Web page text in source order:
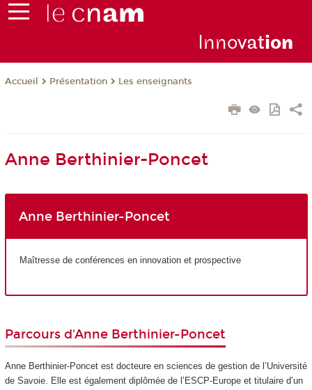
Innovation
Accueil Présentation Les enseignants
Anne Berthinier-Poncet
Anne Berthinier-Poncet
Maîtresse de conférences en innovation et prospective
Parcours d'Anne Berthinier-Poncet
Anne Berthinier-Poncet est docteure en sciences de gestion de l’Université
de Savoie. Elle est également diplômée de l’ESCP-Europe et titulaire d’un